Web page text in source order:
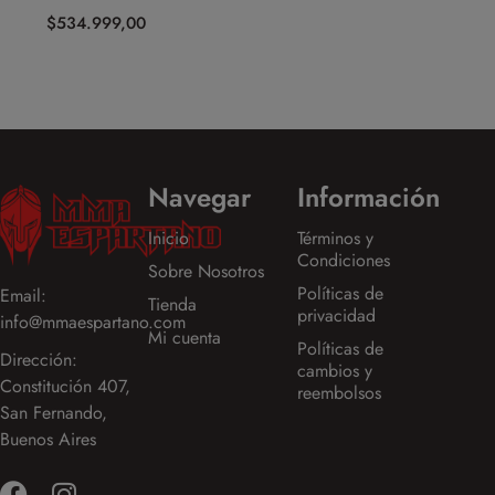
534.999,00
Email:
info@mmaespartano.com
Dirección:
Constitución 407,
San Fernando,
Buenos Aires
Navegar
Inicio
Sobre Nosotros
Tienda
Mi cuenta
Información
Términos y
Condiciones
Políticas de
privacidad
Políticas de
cambios y
reembolsos